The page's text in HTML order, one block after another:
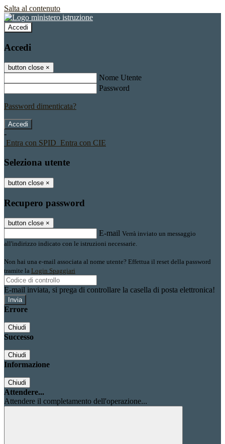
Salta al contenuto
Accedi
Accedi
button close ×
Nome Utente
Password
Password dimenticata?
-
Entra con SPID Entra con CIE
Seleziona utente
button close ×
Recupero password
button close ×
E-mail Verrà inviato un messaggio
all'indirizzo indicato con le istruzioni necessarie.
Non hai una e-mail associata al nome utente? Effettua il reset della password
tramite la Login Spaggiari
E-mail inviata, si prega di controllare la casella di posta elettronica!
Errore
Chiudi
Successo
Chiudi
Informazione
Chiudi
Attendere...
Attendere il completamento dell'operazione...